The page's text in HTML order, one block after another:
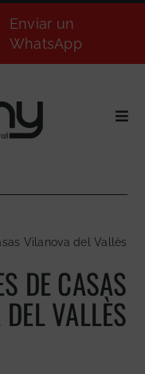
Enviar un
WhatsApp
Vilanova del Vallès
DE CASAS
VALLÈS